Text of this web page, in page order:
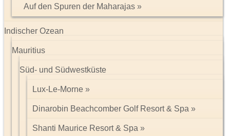
Auf den Spuren der Maharajas
Indischer Ozean
Mauritius
Süd- und Südwestküste
Lux-Le-Morne
Dinarobin Beachcomber Golf Resort & Spa
Shanti Maurice Resort & Spa